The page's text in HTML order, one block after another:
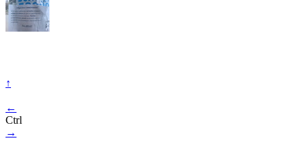
↑
←
Ctrl
→